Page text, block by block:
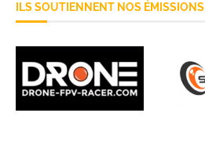
ILS SOUTIENNENT NOS ÉMISSIONS